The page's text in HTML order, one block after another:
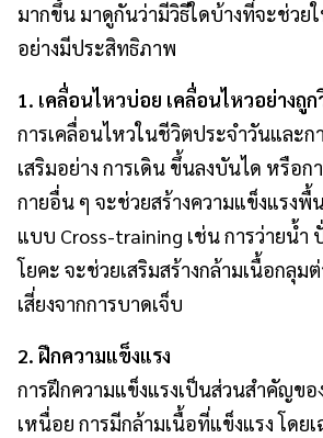
มากขึ้น มาดูกันว่ามีวิธีใดบ้างที่จะช่วย
อย่างมีประสิทธิภาพ
1. เคลื่อนไหวบ่อย เคลื่อนไหวอย่างถูก
การเคลื่อนไหวในชีวิตประจำวันและก
เสริมอย่าง การเดิน ขึ้นลงบันได หรือก
กายอื่น ๆ จะช่วยสร้างความแข็งแรงพื้
แบบ Cross-training เช่น การว่ายน้ำ
โยคะ จะช่วยเสริมสร้างกล้ามเนื้อกลุม
เสี่ยงจากการบาดเจ็บ
2. ฝึกความแข็งแรง
การฝึกความแข็งแรงเป็นส่วนสำคัญขอ
เหนื่อย การมีกล้ามเนื้อที่แข็งแรง โดย